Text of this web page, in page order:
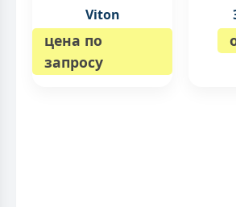
Viton
цена по
запросу